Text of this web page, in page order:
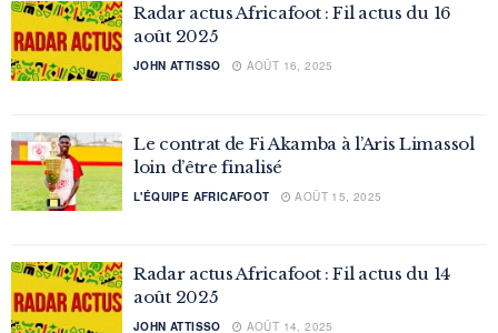
Radar actus Africafoot : Fil actus du 16
août 2025
JOHN ATTISSO AOÛT 16, 2025
Le contrat de Fi Akamba à l’Aris Limassol
loin d’être finalisé
L'ÉQUIPE AFRICAFOOT AOÛT 15, 2025
Radar actus Africafoot : Fil actus du 14
août 2025
JOHN ATTISSO AOÛT 14, 2025